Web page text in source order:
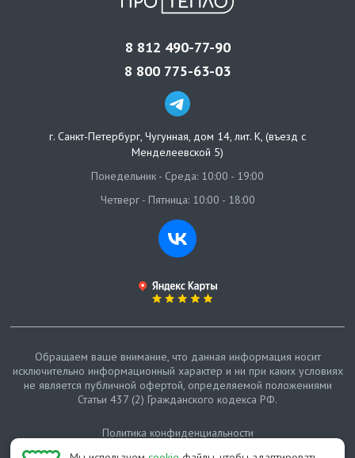
8 812 490-77-90
8 800 775-63-03
г. Санкт-Петербург, Чугунная, дом 14, лит. К, (въезд с
Менделеевской 5)
Понедельник - Среда: 10:00 - 19:00
Четверг - Пятница: 10:00 - 18:00
Обращаем ваше внимание, что данная информация носит
исключительно информационный характер и ни при каких условиях
не является публичной офертой, определяемой положениями
Статьи 437 (2) Гражданского кодекса РФ.
Политика конфиденциальности